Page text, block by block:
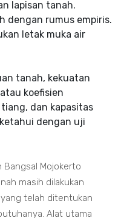
lapisan tanah.
dengan rumus empiris.
letak muka air
tanah, kekuatan
koefisien
dan kapasitas
dengan uji
Bangsal Mojokerto
masih dilakukan
telah ditentukan
Alat utama